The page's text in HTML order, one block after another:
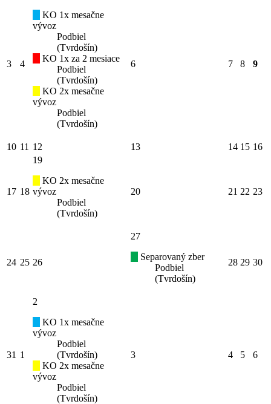
3 4
KO 1x mesačne
vývoz
Podbiel
(Tvrdošín)
KO 1x za 2 mesiace
Podbiel
(Tvrdošín)
KO 2x mesačne
vývoz
Podbiel
(Tvrdošín)
6 7 8 9
10 11 12 13 14 15 16
17 18
19
KO 2x mesačne
vývoz
Podbiel
(Tvrdošín)
20 21 22 23
24 25 26
27
Separovaný zber
Podbiel
(Tvrdošín)
28 29 30
31 1
2
KO 1x mesačne
vývoz
Podbiel
(Tvrdošín)
KO 2x mesačne
vývoz
Podbiel
(Tvrdošín)
3 4 5 6